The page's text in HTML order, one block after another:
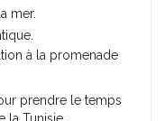
mer.
à la promenade
prendre le temps
la Tunisie.